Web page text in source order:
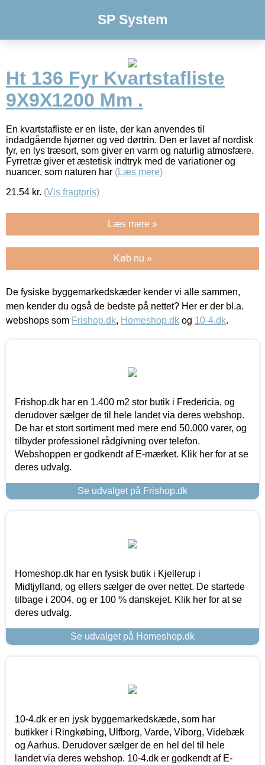
SP System
Ht 136 Fyr Kvartstafliste
9X9X1200 Mm .
En kvartstafliste er en liste, der kan anvendes til
indadgående hjørner og ved dørtrin. Den er lavet af nordisk
fyr, en lys træsort, som giver en varm og naturlig atmosfære.
Fyrretræ giver et æstetisk indtryk med de variationer og
nuancer, som naturen har (Læs mere)
21.54 kr. (Vis fragtpris)
Læs mere »
Køb nu »
De fysiske byggemarkedskæder kender vi alle sammen,
men kender du også de bedste på nettet? Her er der bl.a.
webshops som Frishop.dk, Homeshop.dk og 10-4.dk.
Frishop.dk har en 1.400 m2 stor butik i Fredericia, og
derudover sælger de til hele landet via deres webshop.
De har et stort sortiment med mere end 50.000 varer, og
tilbyder professionel rådgivning over telefon.
Webshoppen er godkendt af E-mærket. Klik her for at se
deres udvalg.
Se udvalget på Frishop.dk
Homeshop.dk har en fysisk butik i Kjellerup i
Midtjylland, og ellers sælger de over nettet. De startede
tilbage i 2004, og er 100 % danskejet. Klik her for at se
deres udvalg.
Se udvalget på Homeshop.dk
10-4.dk er en jysk byggemarkedskæde, som har
butikker i Ringkøbing, Ulfborg, Varde, Viborg, Videbæk
og Aarhus. Derudover sælger de en hel del til hele
landet via deres webshop. 10-4.dk er godkendt af E-